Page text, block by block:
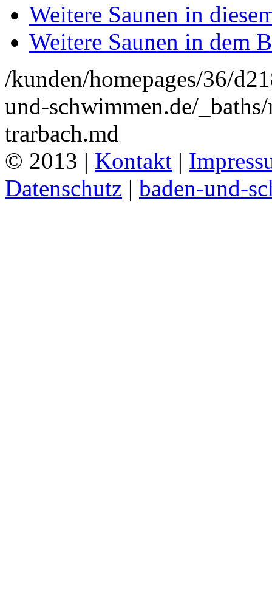
Weitere Saunen in
Weitere Saunen in dem
/kunden/homepages/36/
und-schwimmen.de/
trarbach.md
© 2013 | Kontakt |
Datenschutz | baden-und-